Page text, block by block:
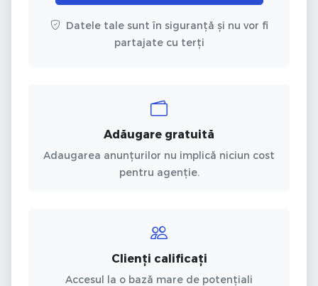
Datele tale sunt în siguranță și nu vor fi
partajate cu terți
Adăugare gratuită
Adaugarea anunțurilor nu implică niciun cost
pentru agenție.
Clienți calificați
Accesul la o bază mare de potențiali